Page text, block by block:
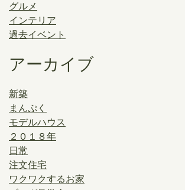
グルメ
インテリア
過去イベント
アーカイブ
新築
まんぷく
モデルハウス
２０１８年
日常
注文住宅
ワクワクするお家